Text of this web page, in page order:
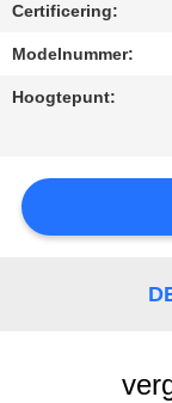
BLOGGEN
VERZOEK
CITAAT
Certificering:
Modelnummer:
Hoogtepunt: